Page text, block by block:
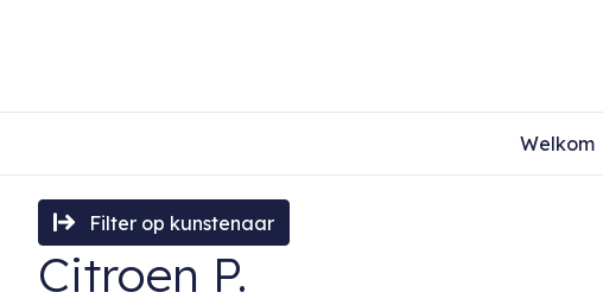
Welkom
Filter op kunstenaar
Citroen P.